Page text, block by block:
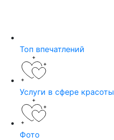
Топ впечатлений
Услуги в сфере красоты
Фото